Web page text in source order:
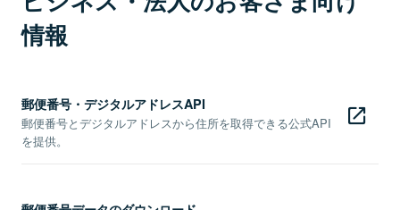
情報
郵便番号・デジタルアドレスAPI
郵便番号とデジタルアドレスから住所を取得できる公式API
を提供。